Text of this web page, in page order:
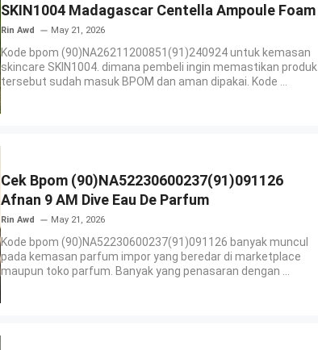
SKIN1004 Madagascar Centella Ampoule Foam
Rin Awd May 21, 2026
Kode bpom (90)NA26211200851(91)240924 untuk kemasan
skincare SKIN1004. dimana pembeli ingin memastikan produk
tersebut sudah masuk BPOM dan aman dipakai. Kode ...
Cek Bpom (90)NA52230600237(91)091126
Afnan 9 AM Dive Eau De Parfum
Rin Awd May 21, 2026
Kode bpom (90)NA52230600237(91)091126 banyak muncul
pada kemasan parfum impor yang beredar di marketplace
maupun toko parfum. Banyak yang penasaran dengan ...